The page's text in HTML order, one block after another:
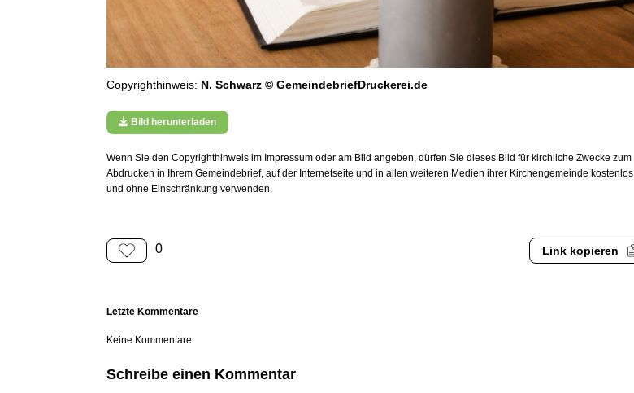
Copyrighthinweis: N. Schwarz © GemeindebriefDruckerei.de
Bild herunterladen
Wenn Sie den Copyrighthinweis im Impressum oder am Bild angeben, dürfen Sie dieses Bild für kirchliche Zwecke zum
Abdrucken in Ihrem Gemeindebrief, auf der Internetseite und in allen weiteren Medien ihrer Kirchengemeinde kostenlos
und ohne Einschränkung verwenden.
0 Link kopieren
Letzte Kommentare
Keine Kommentare
Schreibe einen Kommentar